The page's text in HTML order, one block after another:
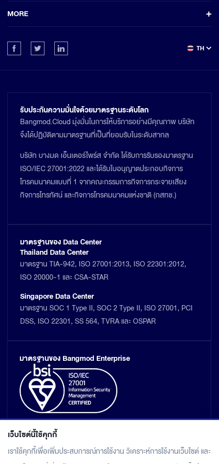
MORE
TH
รับประกันความมั่นใจด้วยมาตรฐานระดับโลก
Bangmod.Cloud มุ่งมั่นในการให้บริการอย่างมีคุณภาพ บริษัท
จึงได้ปฏิบัติตามมาตรฐานที่เป็นที่ยอมรับในระดับสากล
บริษัท บางมด เอ็นเตอร์ไพร์ส จำกัด ได้รับการรับรองมาตรฐาน
ISO/IEC 27001:2022 และได้รับใบอนุญาตประกอบกิจการ
โทรคมนาคมแบบที่ 1 จากคณะกรรมการกิจการกระจายเสียง
กิจการโทรทัศน์ และกิจการโทรคมนาคมแห่งชาติ (กสทช.)
มาตรฐานของ Data Center
Thailand Data Center
มาตรฐาน TIA-942, ISO 27001:2013, ISO 22301:2012,
ISO 20000-1 และ CSA-STAR
Singapore Data Center
มาตรฐาน SOC 1 Type II, SOC 2 Type II, ISO 27001, PCI
DSS, ISO 22301, SS 564, TVRA และ OSPAR
มาตรฐานของ Bangmod Enterprise
เว็บไซต์นี้ใช้คุกกี้
เราใช้คุกกี้เพื่อเพิ่มประสบการณ์การใช้งาน วิเคราะห์การใช้งานเว็บไซต์ และ